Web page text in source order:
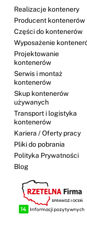
Realizacje kontenery
Producent kontenerów
Części do kontenerów
Wyposażenie
Projektowanie
kontenerów
Serwis i montaż
kontenerów
Skup kontenerów
używanych
Transport i logistyka
kontenerów
Kariera / Oferty pracy
Pliki do pobrania
Polityka Prywatności
Blog